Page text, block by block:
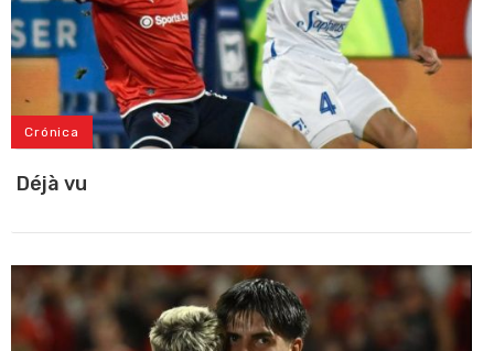
Crónica
Déjà vu